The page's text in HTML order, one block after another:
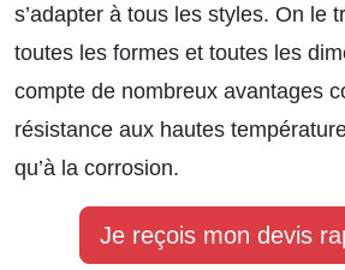
s’adapter à tous les styles. On le
toutes les formes et toutes les
compte de nombreux avantages
résistance aux hautes
qu’à la corrosion.
Je reçois mon devis